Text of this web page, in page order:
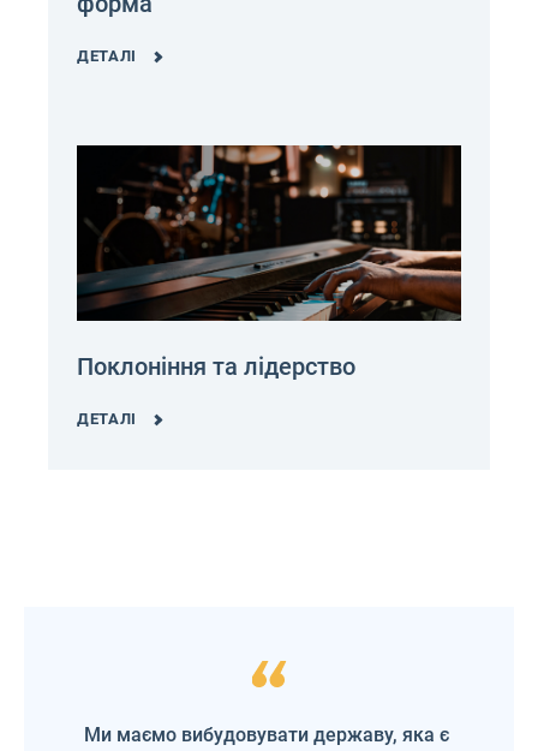
ДЕТАЛІ
Поклоніння та лідерство
ДЕТАЛІ
Ми маємо вибудовувати державу, яка є